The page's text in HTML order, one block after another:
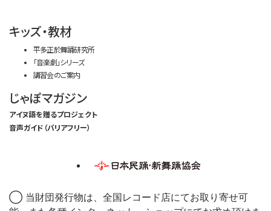
キッズ・教材
平多正於舞踊研究所
「音楽劇」シリーズ
講習会のご案内
じゃぽマガジン
アイヌ語を贈るプロジェクト
音声ガイド（バリアフリー）
◯ 当財団発行物は、全国レコード店にてお取り寄せ可